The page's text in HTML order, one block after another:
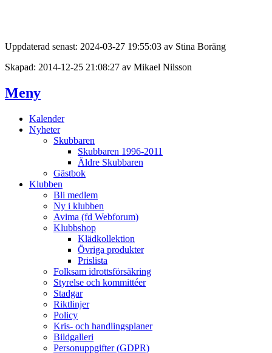
Uppdaterad senast: 2024-03-27 19:55:03 av Stina Boräng
Skapad: 2014-12-25 21:08:27 av Mikael Nilsson
Meny
Kalender
Nyheter
Skubbaren
Skubbaren 1996-2011
Äldre Skubbaren
Gästbok
Klubben
Bli medlem
Ny i klubben
Avima (fd Webforum)
Klubbshop
Klädkollektion
Övriga produkter
Prislista
Folksam idrottsförsäkring
Styrelse och kommittéer
Stadgar
Riktlinjer
Policy
Kris- och handlingsplaner
Bildgalleri
Personuppgifter (GDPR)